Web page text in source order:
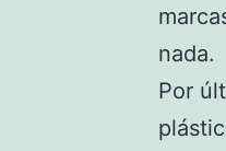
nada.
Por